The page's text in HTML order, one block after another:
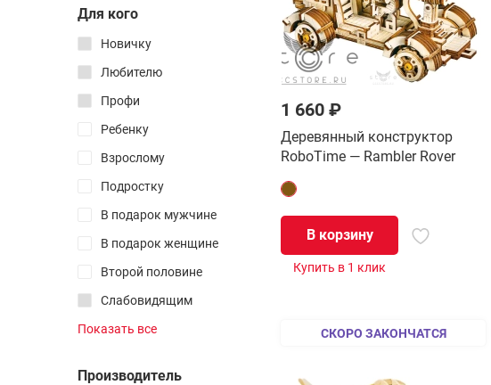
головоломки
Электронные
Все товары раздела
Таймеры
Чехлы и боксы
Запчасти
Наклейки
Логотипы
Маты
Для кого
Новичку
Любителю
Профи
Ребенку
Взрослому
Подростку
В подарок мужчине
В подарок женщине
Второй половине
Слабовидящим
Начальнику
Показать все
Производитель
1 660 ₽
Деревянный конструктор
RoboTime — Rambler Rover
В корзину
Купить в 1 клик
СКОРО ЗАКОНЧАТСЯ